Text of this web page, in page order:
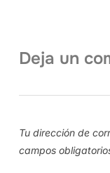
Deja un
Tu dirección de
campos